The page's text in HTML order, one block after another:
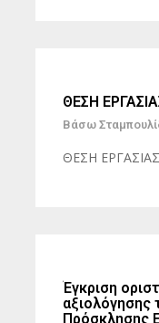
ΘΕΣΗ
Βάσω
ΘΕΣΗ
Έγκριση
Πρόσκλησης